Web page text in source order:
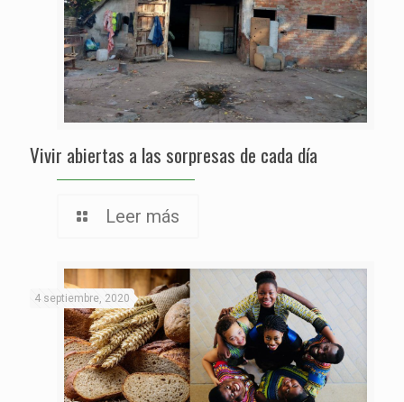
Vivir abiertas a las sorpresas de cada día
Leer más
4 septiembre, 2020